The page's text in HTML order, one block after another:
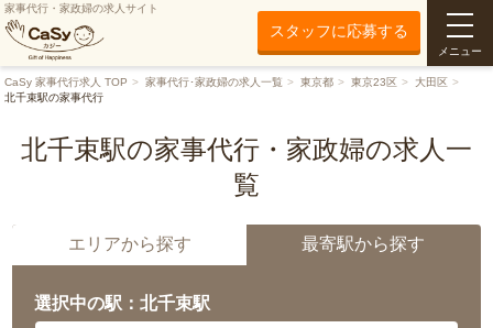
家事代行・家政婦の求人サイト
スタッフに応募する
メニュー
CaSy 家事代行求人 TOP 家事代行･家政婦の求人一覧 東京都 東京23区
大田区
北千束駅の家事代行
北千束駅の家事代行・家政婦の求人一
覧
エリアから探す 最寄駅から探す
選択中の駅：北千束駅